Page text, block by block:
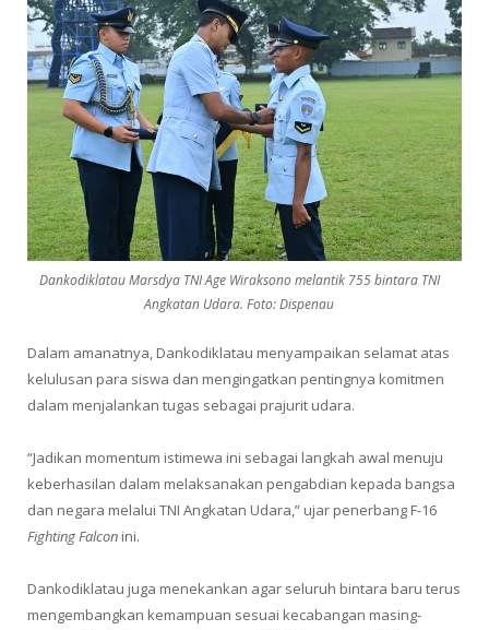
Dankodiklatau Marsdya TNI Age Wiraksono melantik 755 bintara TNI
Angkatan Udara. Foto: Dispenau
Dalam amanatnya, Dankodiklatau menyampaikan selamat atas
kelulusan para siswa dan mengingatkan pentingnya komitmen
dalam menjalankan tugas sebagai prajurit udara.
“Jadikan momentum istimewa ini sebagai langkah awal menuju
keberhasilan dalam melaksanakan pengabdian kepada bangsa
dan negara melalui TNI Angkatan Udara,” ujar penerbang F-16
Fighting Falcon ini.
Dankodiklatau juga menekankan agar seluruh bintara baru terus
mengembangkan kemampuan sesuai kecabangan masing-